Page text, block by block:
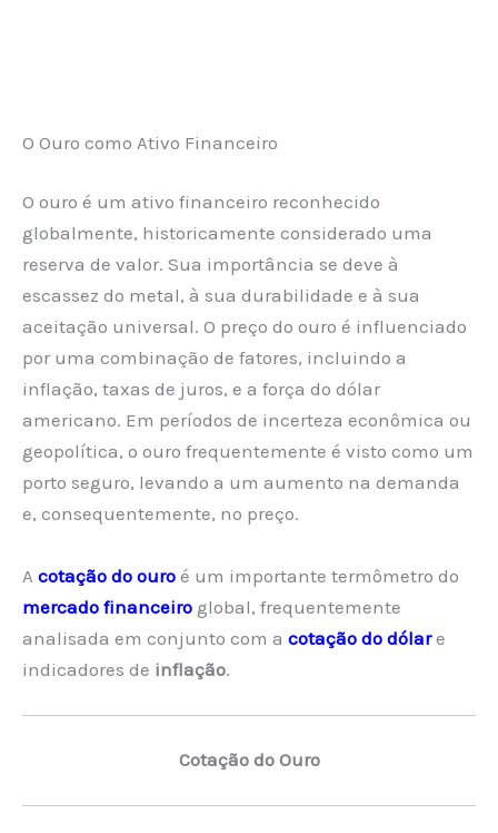
O Ouro como Ativo Financeiro
O ouro é um ativo financeiro reconhecido
globalmente, historicamente considerado uma
reserva de valor. Sua importância se deve à
escassez do metal, à sua durabilidade e à sua
aceitação universal. O preço do ouro é influenciado
por uma combinação de fatores, incluindo a
inflação, taxas de juros, e a força do dólar
americano. Em períodos de incerteza econômica ou
geopolítica, o ouro frequentemente é visto como um
porto seguro, levando a um aumento na demanda
e, consequentemente, no preço.
A cotação do ouro é um importante termômetro do
mercado financeiro global, frequentemente
analisada em conjunto com a cotação do dólare
indicadores de inflação.
Cotação do Ouro